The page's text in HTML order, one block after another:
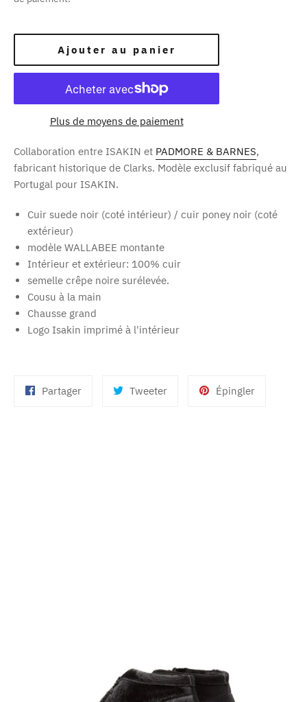
Ajouter au panier
Plus de moyens de paiement
Collaboration entre ISAKIN et PADMORE & BARNES,
fabricant historique de Clarks. Modèle exclusif fabriqué au
Portugal pour ISAKIN.
Cuir suede noir (coté intérieur) / cuir poney noir (coté
extérieur)
modèle WALLABEE montante
Intérieur et extérieur: 100% cuir
semelle crêpe noire surélevée.
Cousu à la main
Chausse grand
Logo Isakin imprimé à l'intérieur
PartagerPartager
TweeterTweeter
ÉpinglerÉpingler